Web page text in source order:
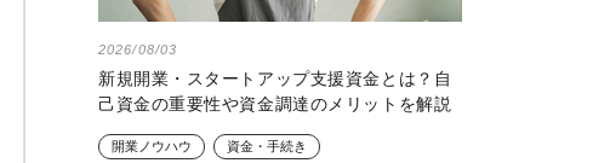
2026/08/03
新規開業・スタートアップ支援資金とは？自
己資金の重要性や資金調達のメリットを解説
開業ノウハウ 資金・手続き